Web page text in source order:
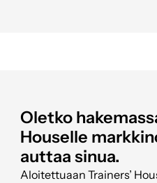
Oletko
Houselle
auttaa sinua.
Aloitettuaan Trainers’